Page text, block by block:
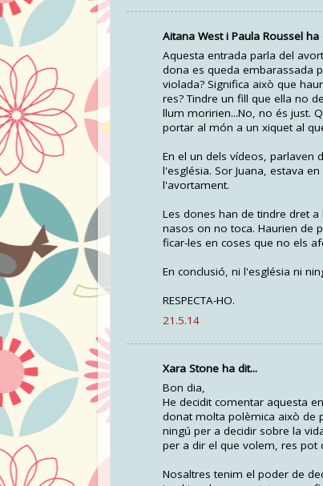
Aitana West i Paula Roussel ha
Aquesta entrada parla del
dona es queda embarassada
violada? Significa això que
res? Tindre un fill que ella no
llum moririen...No, no és just.
portar al món a un xiquet al
En el un dels vídeos, parlaven
l'església. Sor Juana, estava
l'avortament.
Les dones han de tindre dret
nasos on no toca. Haurien de
ficar-les en coses que no els
En conclusió, ni l'església ni
RESPECTA-HO.
21.5.14
Xara Stone ha dit...
Bon dia,
He decidit comentar aquesta
donat molta polèmica això de
ningú per a decidir sobre la
per a dir el que volem, res pot
Nosaltres tenim el poder de